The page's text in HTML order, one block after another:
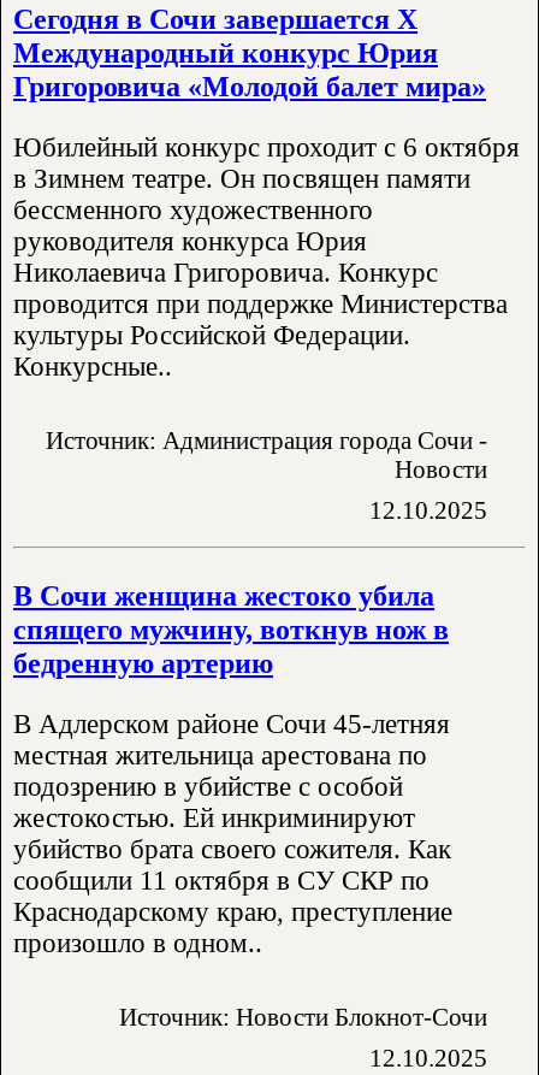
Сегодня в Сочи завершается X
Международный конкурс Юрия
Григоровича «Молодой балет мира»
Юбилейный конкурс проходит с 6 октября
в Зимнем театре. Он посвящен памяти
бессменного художественного
руководителя конкурса Юрия
Николаевича Григоровича. Конкурс
проводится при поддержке Министерства
культуры Российской Федерации.
Конкурсные..
Источник: Администрация города Сочи -
Новости
12.10.2025
В Сочи женщина жестоко убила
спящего мужчину, воткнув нож в
бедренную артерию
В Адлерском районе Сочи 45-летняя
местная жительница арестована по
подозрению в убийстве с особой
жестокостью. Ей инкриминируют
убийство брата своего сожителя. Как
сообщили 11 октября в СУ СКР по
Краснодарскому краю, преступление
произошло в одном..
Источник: Новости Блокнот-Сочи
12.10.2025